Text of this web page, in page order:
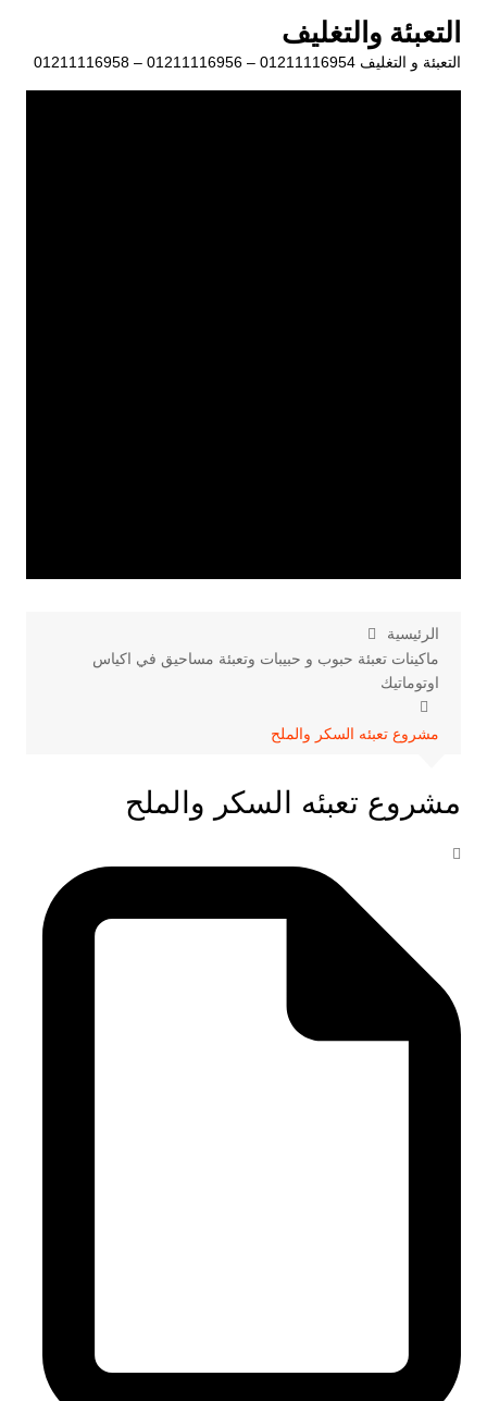
المحتوى
التعبئة والتغليف
التعبئة و التغليف 01211116954 – 01211116956 – 01211116958
الرئيسية
ماكينات تعبئة حبوب و حبيبات وتعبئة مساحيق في اكياس
اوتوماتيك
مشروع تعبئه السكر والملح
مشروع تعبئه السكر والملح